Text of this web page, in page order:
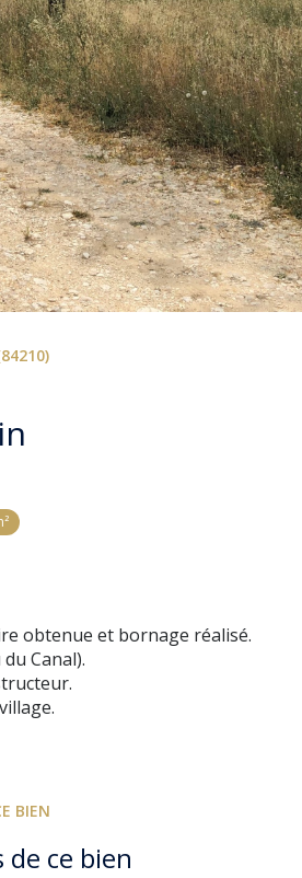
obtenue et bornage réalisé.
Canal).
BIEN
ce bien